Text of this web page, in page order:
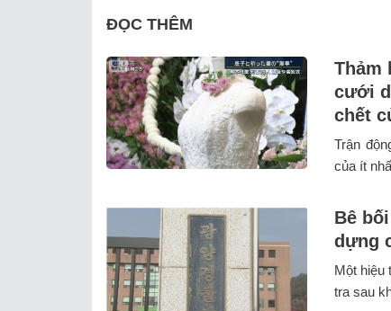
ĐỌC THÊM
Thảm
cưới
chết
Trận
của ít
Bê
dựng
Một hiệu
tra sau